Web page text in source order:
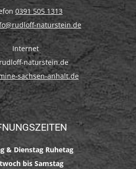
0391 505 1313
naturstein.de
Internet
naturstein.de
sachsen-anhalt.de
& Dienstag Ruhetag
bis Samstag